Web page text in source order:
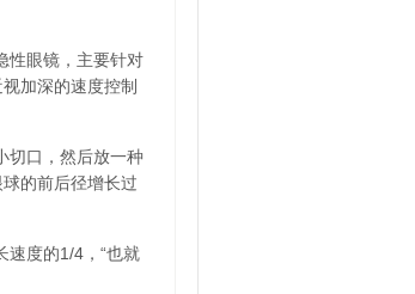
性眼镜，主要针对
加深的速度控制
切口，然后放一种
的前后径增长过
速度的1/4，“也就